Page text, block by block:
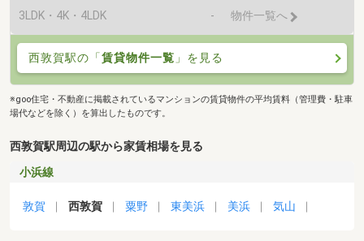
3LDK・4K・4LDK - 物件一覧へ
西敦賀駅の「賃貸物件一覧 」を見る
※goo住宅・不動産に掲載されているマンションの賃貸物件の平均賃料（管理費・駐車
場代などを除く）を算出したものです。
西敦賀駅周辺の駅から家賃相場を見る
小浜線
敦賀 西敦賀 粟野 東美浜 美浜 気山